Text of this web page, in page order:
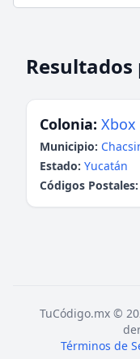
Resultados
Colonia: Xbox
Municipio:
Estado: Yucatán
Códigos Postales:
TuCódigo.mx ©
Términos de